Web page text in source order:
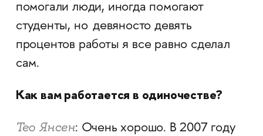
помогали люди, иногда помогают
студенты, но девяносто девять
процентов работы я все равно сделал
сам.
Как вам работается в одиночестве?
Тео Янсен: Очень хорошо. В 2007 году